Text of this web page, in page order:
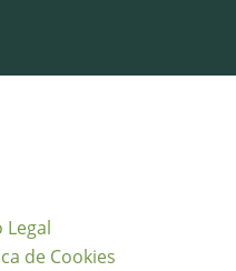
Legal
de Cookies